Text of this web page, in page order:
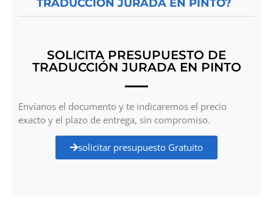
TRADUCCIÓN JURADA EN PINTO?
SOLICITA PRESUPUESTO DE
TRADUCCIÓN JURADA EN PINTO
Envíanos el documento y te indicaremos el precio
exacto y el plazo de entrega, sin compromiso.
solicitar presupuesto Gratuito